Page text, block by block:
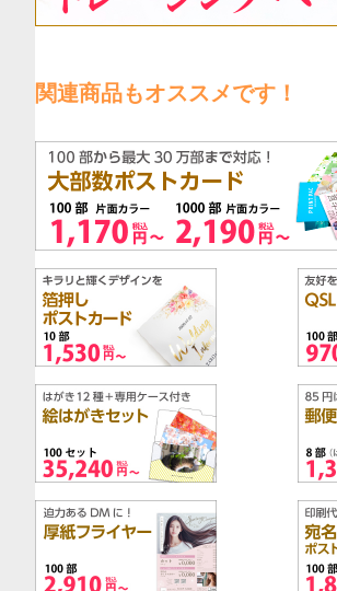
関連商品もオススメです！